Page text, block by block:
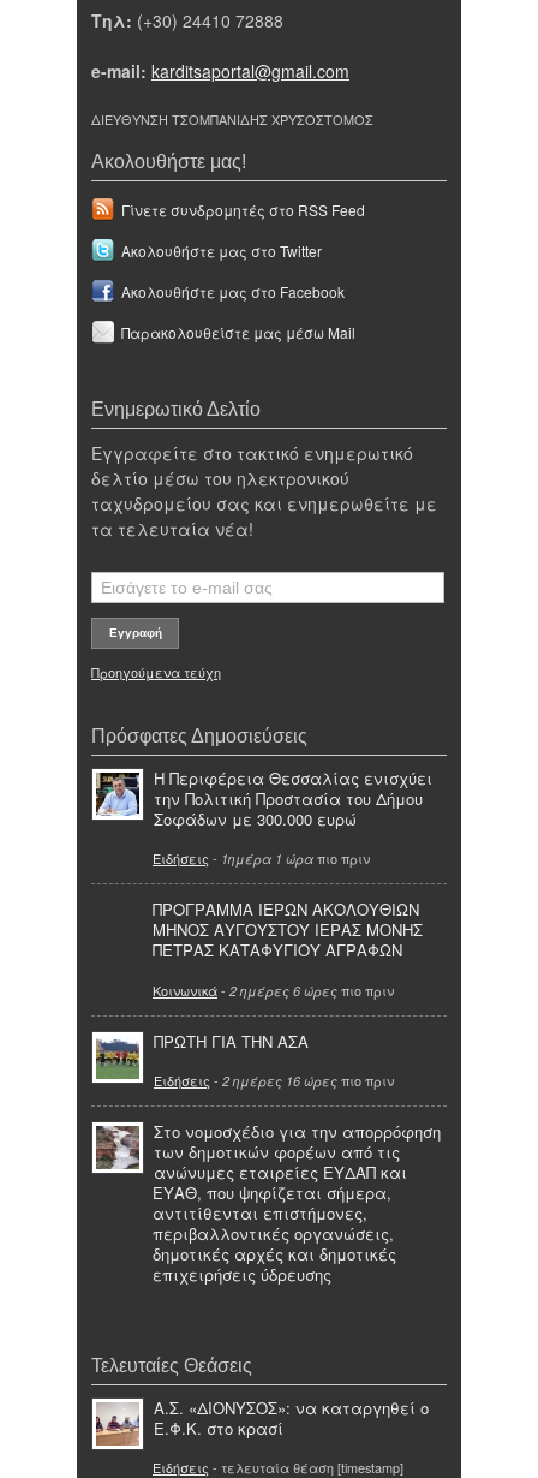
Τηλ: (+30) 24410 72888
e-mail: karditsaportal@gmail.com
ΔΙΕΥΘΥΝΣΗ ΤΣΟΜΠΑΝΙΔΗΣ ΧΡΥΣΟΣΤΟΜΟΣ
Ακολουθήστε μας!
Γίνετε συνδρομητές στο RSS Feed
Ακολουθήστε μας στο Twitter
Ακολουθήστε μας στο Facebook
Παρακολουθείστε μας μέσω Mail
Ενημερωτικό Δελτίο
Εγγραφείτε στο τακτικό ενημερωτικό
δελτίο μέσω του ηλεκτρονικού
ταχυδρομείου σας και ενημερωθείτε με
τα τελευταία νέα!
Προηγούμενα τεύχη
Πρόσφατες Δημοσιεύσεις
Η Περιφέρεια Θεσσαλίας ενισχύει
την Πολιτική Προστασία του Δήμου
Σοφάδων με 300.000 ευρώ
Ειδήσεις - 1ημέρα 1 ώρα πιο πριν
ΠΡΟΓΡΑΜΜΑ ΙΕΡΩΝ ΑΚΟΛΟΥΘΙΩΝ
ΜΗΝΟΣ ΑΥΓΟΥΣΤΟΥ ΙΕΡΑΣ ΜΟΝΗΣ
ΠΕΤΡΑΣ ΚΑΤΑΦΥΓΙΟΥ ΑΓΡΑΦΩΝ
Κοινωνικά- 2 ημέρες 6 ώρες πιο πριν
ΠΡΩΤΗ ΓΙΑ ΤΗΝ ΑΣΑ
Ειδήσεις - 2 ημέρες 16 ώρες πιο πριν
Στο νομοσχέδιο για την απορρόφηση
των δημοτικών φορέων από τις
ανώνυμες εταιρείες ΕΥΔΑΠ και
ΕΥΑΘ, που ψηφίζεται σήμερα,
αντιτίθενται επιστήμονες,
περιβαλλοντικές οργανώσεις,
δημοτικές αρχές και δημοτικές
επιχειρήσεις ύδρευσης
Τελευταίες Θεάσεις
Α.Σ. «ΔΙΟΝΥΣΟΣ»: να καταργηθεί ο
Ε.Φ.Κ. στο κρασί
Ειδήσεις - τελευταία θέαση [timestamp]